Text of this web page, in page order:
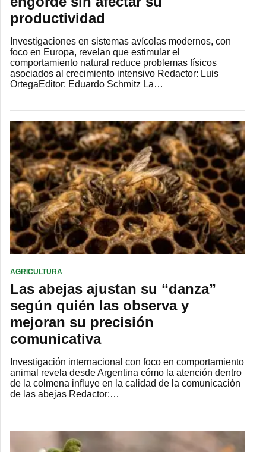
productividad
Investigaciones en sistemas avícolas modernos, con
foco en Europa, revelan que estimular el
comportamiento natural reduce problemas físicos
asociados al crecimiento intensivo Redactor: Luis
OrtegaEditor: Eduardo Schmitz La…
AGRICULTURA
Las abejas ajustan su “danza”
según quién las observa y
mejoran su precisión
comunicativa
Investigación internacional con foco en comportamiento
animal revela desde Argentina cómo la atención dentro
de la colmena influye en la calidad de la comunicación
de las abejas Redactor:…